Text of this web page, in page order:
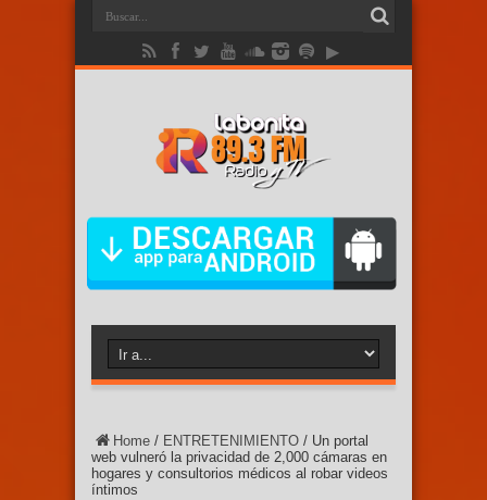
Home / ENTRETENIMIENTO / Un portal
web vulneró la privacidad de 2,000 cámaras en
hogares y consultorios médicos al robar videos
íntimos